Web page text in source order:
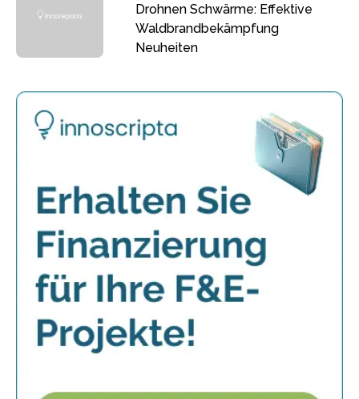
Drohnen Schwärme: Effektive
Waldbrandbekämpfung
Neuheiten